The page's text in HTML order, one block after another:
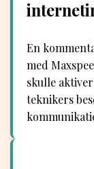
En
med
skulle
teknikers